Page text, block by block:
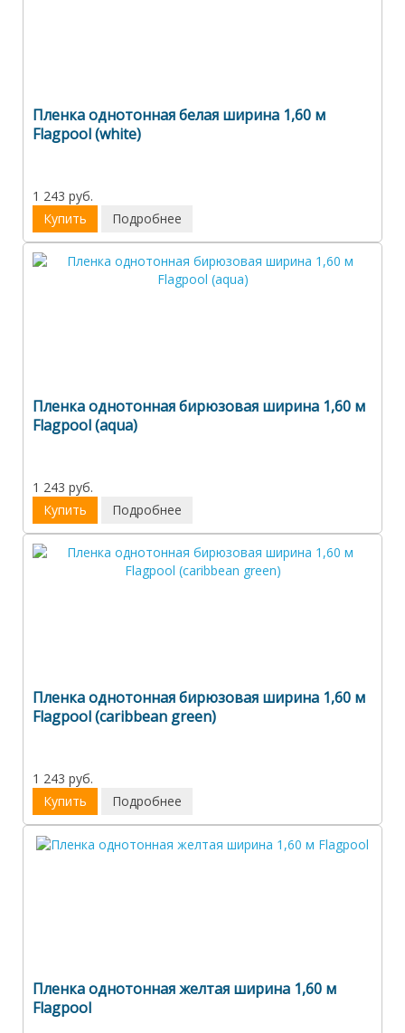
Пленка однотонная белая ширина 1,60 м
Flagpool (white)
1 243 руб.
Купить
Подробнее
Пленка однотонная бирюзовая ширина 1,60 м
Flagpool (aqua)
1 243 руб.
Купить
Подробнее
Пленка однотонная бирюзовая ширина 1,60 м
Flagpool (caribbean green)
1 243 руб.
Купить
Подробнее
Пленка однотонная желтая ширина 1,60 м
Flagpool